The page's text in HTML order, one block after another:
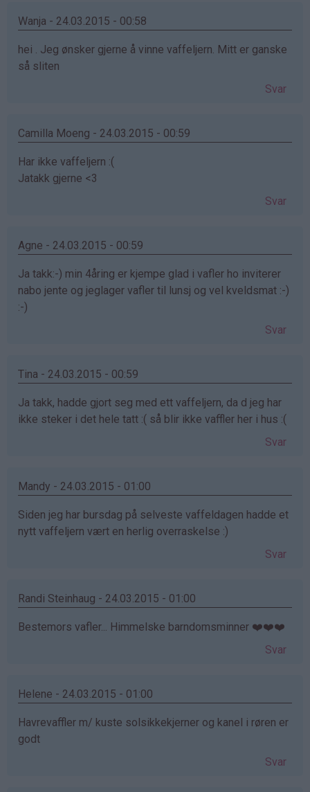
Wanja - 24.03.2015 - 00:58
hei . Jeg ønsker gjerne å vinne vaffeljern. Mitt er ganske
så sliten
Svar
Camilla Moeng - 24.03.2015 - 00:59
Har ikke vaffeljern :(
Jatakk gjerne <3
Svar
Agne - 24.03.2015 - 00:59
Ja takk:-) min 4åring er kjempe glad i vafler ho inviterer
nabo jente og jeglager vafler til lunsj og vel kveldsmat :-)
:-)
Svar
Tina - 24.03.2015 - 00:59
Ja takk, hadde gjort seg med ett vaffeljern, da d jeg har
ikke steker i det hele tatt :( så blir ikke vaffler her i hus :(
Svar
Mandy - 24.03.2015 - 01:00
Siden jeg har bursdag på selveste vaffeldagen hadde et
nytt vaffeljern vært en herlig overraskelse :)
Svar
Randi Steinhaug - 24.03.2015 - 01:00
Bestemors vafler... Himmelske barndomsminner ❤️❤️❤️
Svar
Helene - 24.03.2015 - 01:00
Havrevaffler m/ kuste solsikkekjerner og kanel i røren er
godt
Svar